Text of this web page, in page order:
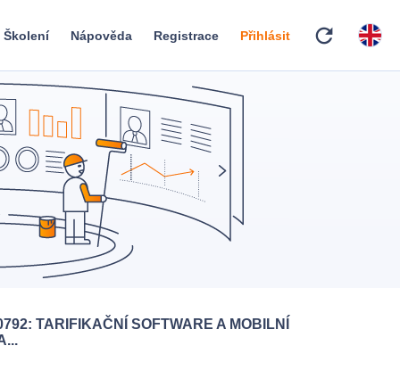
Školení Nápověda Registrace Přihlásit refresh
TARIFIKAČNÍ SOFTWARE A MOBILNÍ